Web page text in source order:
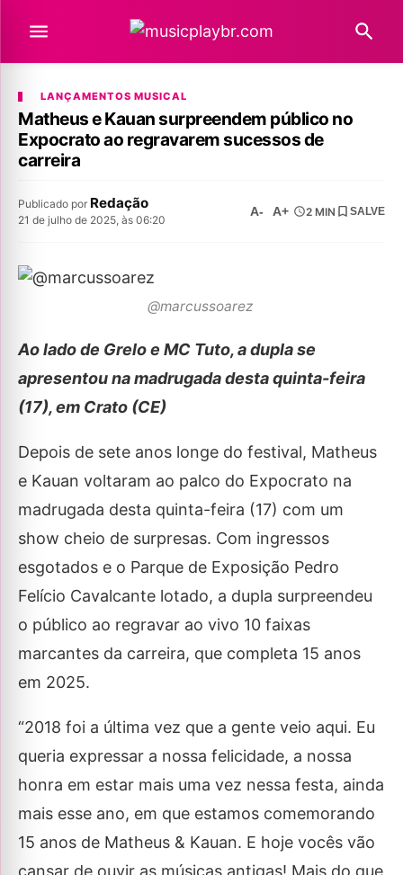
LANÇAMENTOS MUSICAL
Matheus e Kauan surpreendem público no
Expocrato ao regravarem sucessos de
carreira
Publicado por Redação
21 de julho de 2025, às 06:20
A- A+ 2 MIN SALVE
@marcussoarez
Ao lado de Grelo e MC Tuto, a dupla se
apresentou na madrugada desta quinta-feira
(17), em Crato (CE)
Depois de sete anos longe do festival, Matheus
e Kauan voltaram ao palco do Expocrato na
madrugada desta quinta-feira (17) com um
show cheio de surpresas. Com ingressos
esgotados e o Parque de Exposição Pedro
Felício Cavalcante lotado, a dupla surpreendeu
o público ao regravar ao vivo 10 faixas
marcantes da carreira, que completa 15 anos
em 2025.
“2018 foi a última vez que a gente veio aqui. Eu
queria expressar a nossa felicidade, a nossa
honra em estar mais uma vez nessa festa, ainda
mais esse ano, em que estamos comemorando
15 anos de Matheus & Kauan. E hoje vocês vão